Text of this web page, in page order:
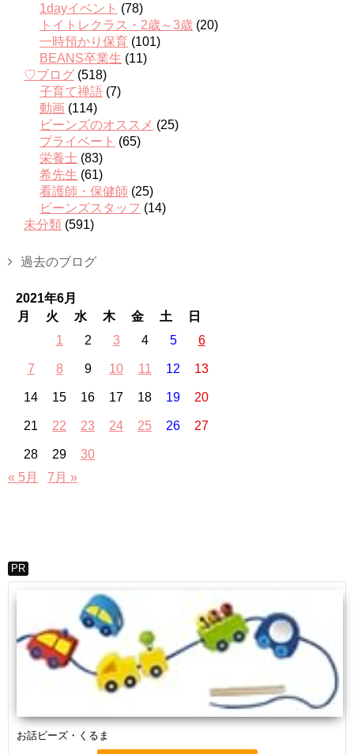
1dayイベント (78)
トイトレクラス・2歳～3歳 (20)
一時預かり保育 (101)
BEANS卒業生 (11)
♡ブログ (518)
子育て禅語 (7)
動画 (114)
ビーンズのオススメ (25)
プライベート (65)
栄養士 (83)
希先生 (61)
看護師・保健師 (25)
ビーンズスタッフ (14)
未分類 (591)
過去のブログ
2021年6月
月
火 水 木 金 土
日
1
2 3 4 5 6
7 8 9 10 11 12 13
14 15 16 17 18 19 20
21 22 23 24 25 26 27
28 29
30
« 5月
7月 »
PR
お話ビーズ・くるま